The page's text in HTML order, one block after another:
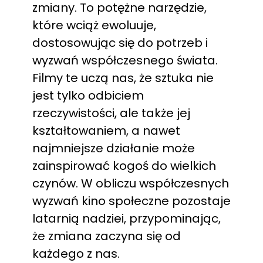
zmiany. To potężne narzędzie,
które wciąż ewoluuje,
dostosowując się do potrzeb i
wyzwań współczesnego świata.
Filmy te uczą nas, że sztuka nie
jest tylko odbiciem
rzeczywistości, ale także jej
kształtowaniem, a nawet
najmniejsze działanie może
zainspirować kogoś do wielkich
czynów. W obliczu współczesnych
wyzwań kino społeczne pozostaje
latarnią nadziei, przypominając,
że zmiana zaczyna się od
każdego z nas.